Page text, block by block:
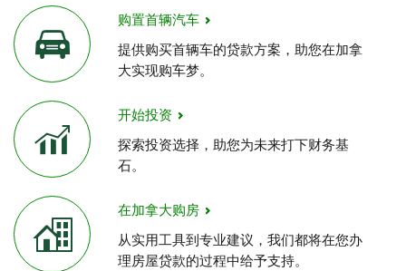
购置首辆汽车
提供购买首辆车的贷款方案，助您在加拿
大实现购车梦。
开始投资
探索投资选择，助您为未来打下财务基
石。
在加拿大购房
从实用工具到专业建议，我们都将在您办
理房屋贷款的过程中给予支持。